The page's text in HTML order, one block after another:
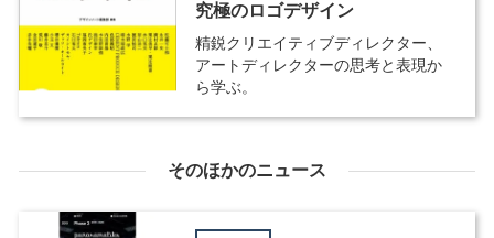
究極のロゴデザイン
精鋭クリエイティブディレクター、
アートディレクターの思考と表現か
ら学ぶ。
そのほかのニュース